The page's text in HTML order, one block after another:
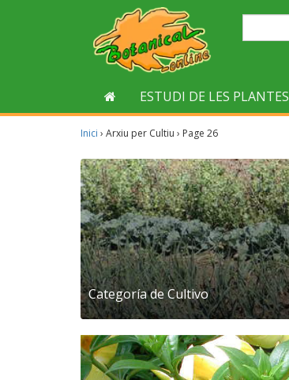
ESTUDI DE LES PLANTES
Inici › Arxiu per Cultiu › Page 26
Categoría de Cultivo